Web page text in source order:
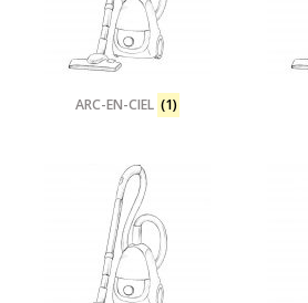
ARC-EN-CIEL (1)